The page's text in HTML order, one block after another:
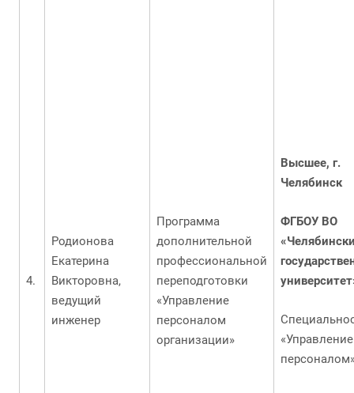
Родионова
Екатерина
Викторовна,
ведущий
инженер
Программа
дополнительной
профессиональной
переподготовки
«Управление
персоналом
организации»
Высшее, г.
Челябинск
ФГБОУ ВО
«Управление